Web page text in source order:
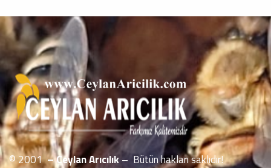
© 2001– Ceylan Arıcılık– Bütün hakları saklıdır!